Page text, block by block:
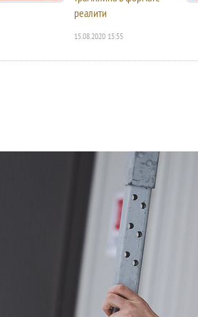
реалити
15.08.2020 15:55